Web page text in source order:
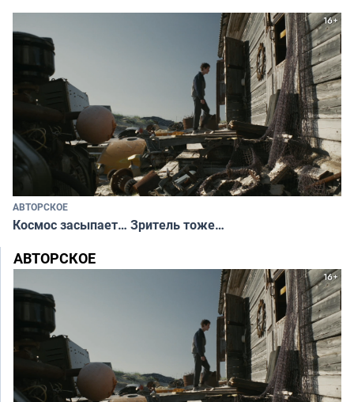
АВТОРСКОЕ
Космос засыпает… Зритель тоже…
АВТОРСКОЕ